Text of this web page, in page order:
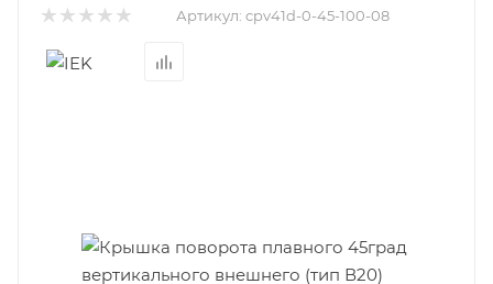
Артикул: cpv41d-0-45-100-08